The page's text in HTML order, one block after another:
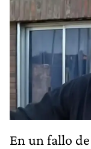
En un fallo